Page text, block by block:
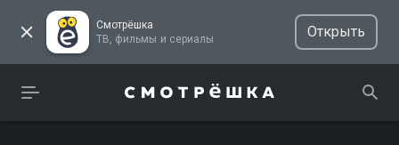
Смотрёшка
ТВ, фильмы и сериалы
Открыть